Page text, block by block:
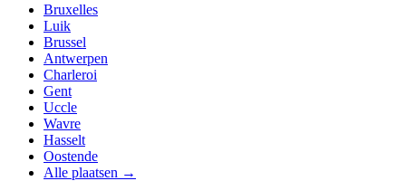
Bruxelles
Luik
Brussel
Antwerpen
Charleroi
Gent
Uccle
Wavre
Hasselt
Oostende
Alle plaatsen →